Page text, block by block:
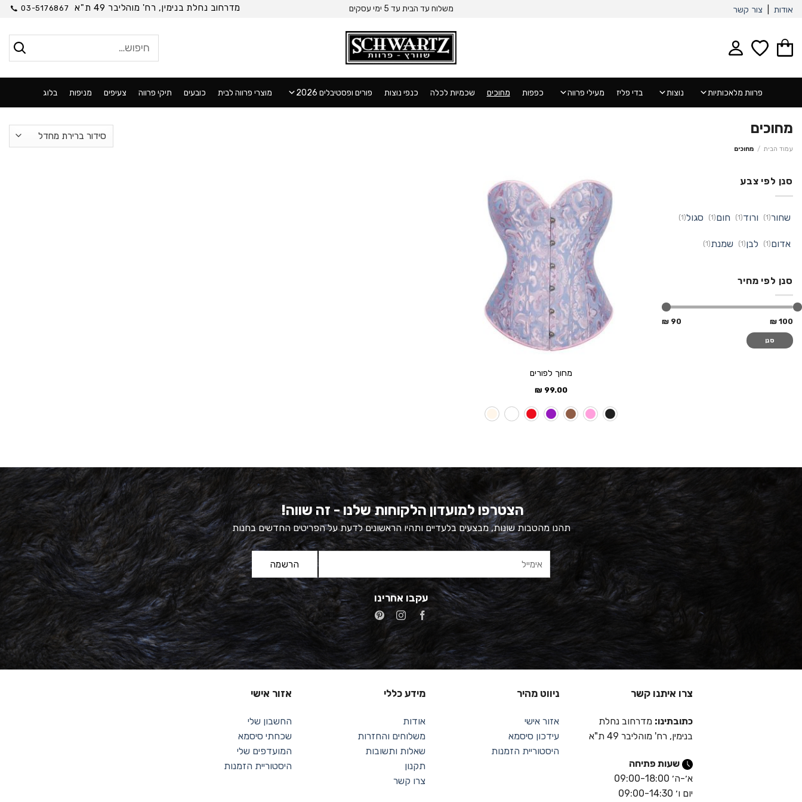
Skip
content
אודות צור קשר משלוח עד הבית עד 5 ימי עסקים מדרחוב נחלת בנימין, רח' מוהליבר 49 ת"א 03-5176867
עבור:
פרוות מלאכותיות נוצות בדי פליז מעילי פרווה כפפות מחוכים שכמיות לכלה כנפי נוצות פורים ופסטיבלים 2026 מוצרי פרווה לבית כובעים תיקי פרווה צעיפים מניפות בלוג
מחוכים
עמוד הבית / מחוכים
סנן לפי צבע
שחור(1) ורוד(1) חום(1) סגול(1)
אדום(1) לבן(1) שמנת(1)
סנן לפי מחיר
90 ₪ 100 ₪
סנן
מחוך לפורים
99.00
₪
הצטרפו למועדון הלקוחות שלנו - זה שווה!
תהנו מהטבות שונות, מבצעים בלעדיים ותהיו הראשונים לדעת על הפריטים החדשים בחנות
עקבו אחרינו
צרו איתנו קשר
כתובתינו: מדרחוב נחלת
בנימין, רח' מוהליבר 49 ת"א
שעות פתיחה
א׳-ה׳ 09:00-18:00
יום ו׳ 09:00-14:30
ניווט מהיר
אזור אישי
עידכון סיסמא
היסטוריית הזמנות
מידע כללי
אודות
משלוחים והחזרות
שאלות ותשובות
תקנון
צרו קשר
אזור אישי
החשבון שלי
שכחתי סיסמא
המועדפים שלי
היסטוריית הזמנות